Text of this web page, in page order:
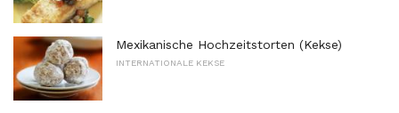
Mexikanische Hochzeitstorten (Kekse)
INTERNATIONALE KEKSE